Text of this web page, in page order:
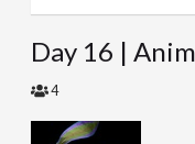
l
Day 16 |
4